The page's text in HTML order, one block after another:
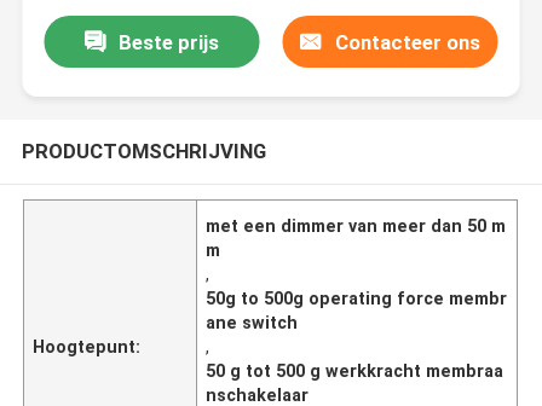
Beste prijs Contacteer ons
PRODUCTOMSCHRIJVING
Hoogtepunt:
met een dimmer van meer dan 50 m
m
,
50g to 500g operating force membr
ane switch
,
50 g tot 500 g werkkracht membraa
nschakelaar